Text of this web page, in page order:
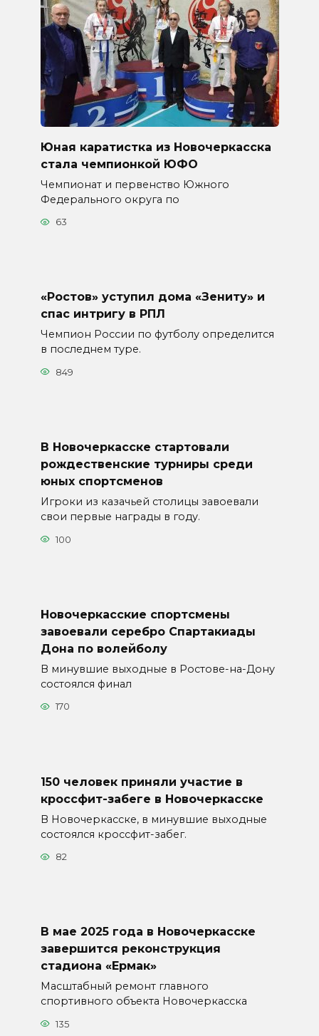
Юная каратистка из Новочеркасска
стала чемпионкой ЮФО
Чемпионат и первенство Южного
Федерального округа по
63
«Ростов» уступил дома «Зениту» и
спас интригу в РПЛ
Чемпион России по футболу определится
в последнем туре.
849
В Новочеркасске стартовали
рождественские турниры среди
юных спортсменов
Игроки из казачьей столицы завоевали
свои первые награды в году.
100
Новочеркасские спортсмены
завоевали серебро Спартакиады
Дона по волейболу
В минувшие выходные в Ростове-на-Дону
состоялся финал
170
150 человек приняли участие в
кроссфит-забеге в Новочеркасске
В Новочеркасске, в минувшие выходные
состоялся кроссфит-забег.
82
В мае 2025 года в Новочеркасске
завершится реконструкция
стадиона «Ермак»
Масштабный ремонт главного
спортивного объекта Новочеркасска
135